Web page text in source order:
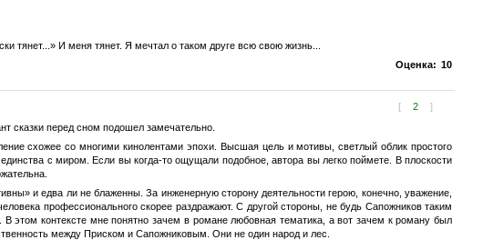
тянет...» И меня тянет. Я мечтал о таком друге всю свою жизнь...
Оценка: 10
[ 2 ]
сказки перед сном подошел замечательно.
схожее со многими кинолентами эпохи. Высшая цель и мотивы, светлый облик простого
с миром. Если вы когда-то ощущали подобное, автора вы легко поймете. В плоскости
и едва ли не блаженны. За инженерную сторону деятельности герою, конечно, уважение,
профессионального скорее раздражают. С другой стороны, не будь Сапожников таким
контексте мне понятно зачем в романе любовная тематика, а вот зачем к роману был
между Приском и Сапожниковым. Они не один народ и лес.